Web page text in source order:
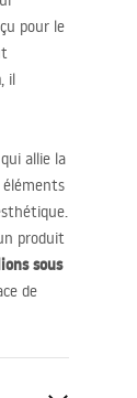
pour le
, il
allie la
éléments
produit
sous
de